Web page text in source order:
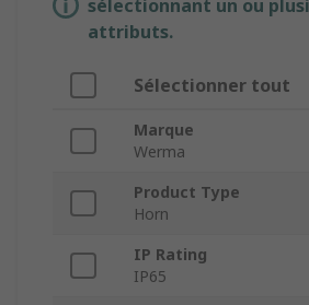
sélectionnant un ou
attributs.
Sélectionner tout
Marque
Werma
Product Type
Horn
IP Rating
IP65